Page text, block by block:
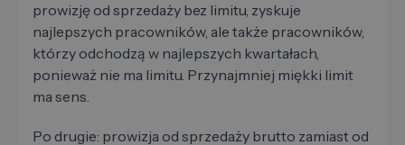
prowizję od sprzedaży bez limitu, zyskuje
najlepszych pracowników, ale także pracowników,
którzy odchodzą w najlepszych kwartałach,
ponieważ nie ma limitu. Przynajmniej miękki limit
ma sens.
Po drugie: prowizja od sprzedaży brutto zamiast od